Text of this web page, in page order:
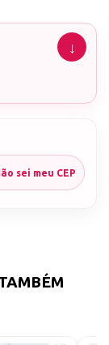
sei meu CEP